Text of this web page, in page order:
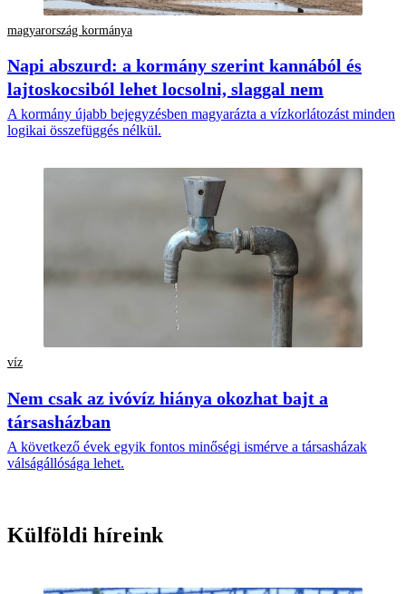
magyarország kormánya
Napi abszurd: a kormány szerint kannából és
lajtoskocsiból lehet locsolni, slaggal nem
A kormány újabb bejegyzésben magyarázta a vízkorlátozást minden
logikai összefüggés nélkül.
víz
Nem csak az ivóvíz hiánya okozhat bajt a
társasházban
A következő évek egyik fontos minőségi ismérve a társasházak
válságállósága lehet.
Külföldi híreink